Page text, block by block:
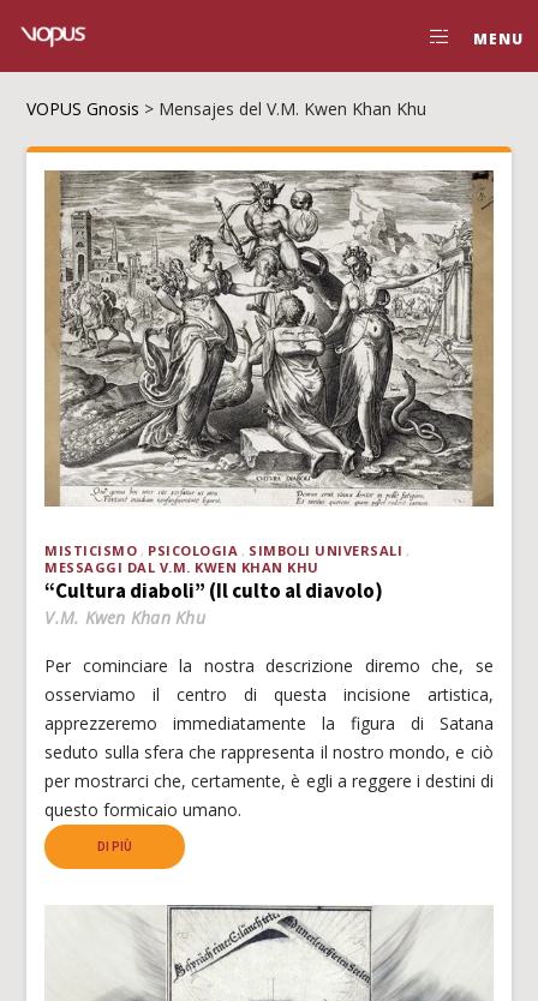
MENU
VOPUS Gnosis > Mensajes del V.M. Kwen Khan Khu
MISTICISMO PSICOLOGIA
SIMBOLI UNIVERSALI
MESSAGGI DAL V.M. KWEN KHAN KHU
“Cultura diaboli” (Il culto al diavolo)
V.M. Kwen Khan Khu
Per cominciare la nostra descrizione diremo che, se
osserviamo il centro di questa incisione artistica,
apprezzeremo immediatamente la figura di Satana
seduto sulla sfera che rappresenta il nostro mondo, e ciò
per mostrarci che, certamente, è egli a reggere i destini di
questo formicaio umano.
DI PIÙ